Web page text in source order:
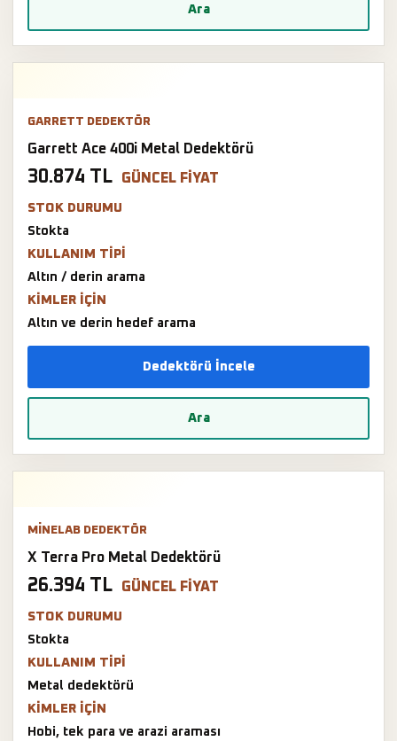
Ara
GARRETT DEDEKTÖR
Garrett Ace 400i Metal Dedektörü
30.874 TL GÜNCEL FIYAT
STOK DURUMU
Stokta
KULLANIM TIPI
Altın / derin arama
KIMLER IÇIN
Altın ve derin hedef arama
Dedektörü İncele
Ara
MINELAB DEDEKTÖR
X Terra Pro Metal Dedektörü
26.394 TL GÜNCEL FIYAT
STOK DURUMU
Stokta
KULLANIM TIPI
Metal dedektörü
KIMLER IÇIN
Hobi, tek para ve arazi araması